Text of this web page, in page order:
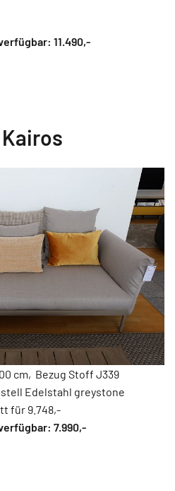
11.490,-
cm, Bezug Stoff J339
Edelstahl greystone
für 9.748,-
7.990,-